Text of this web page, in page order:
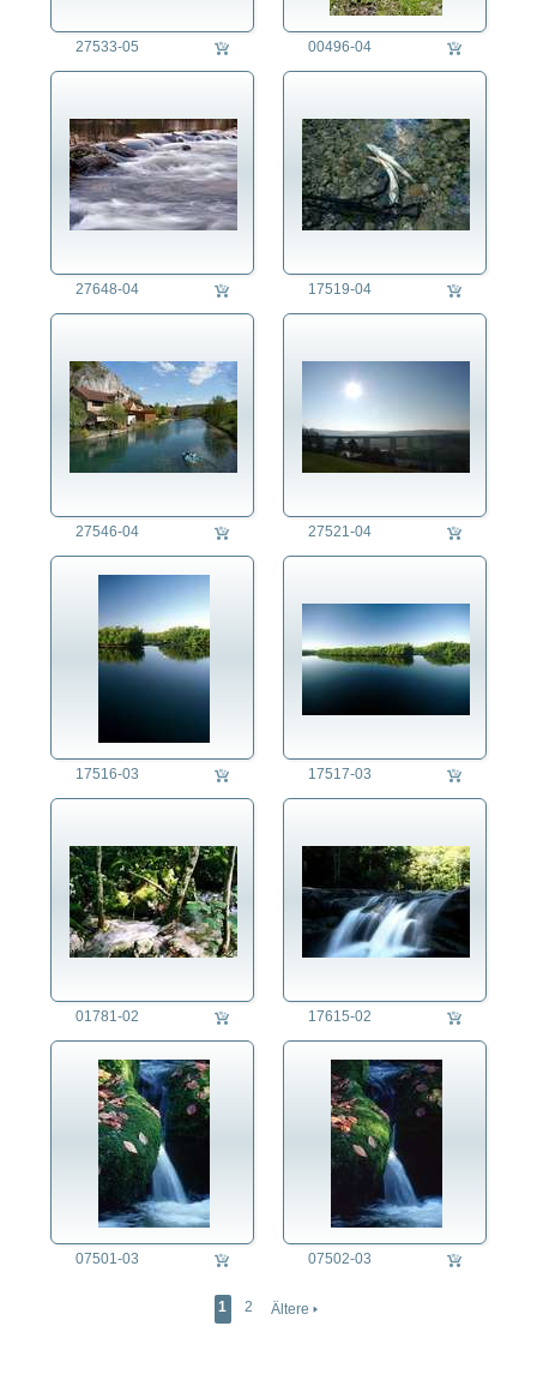
27533-05 00496-04
27648-04 17519-04
27546-04 27521-04
17516-03 17517-03
01781-02 17615-02
07501-03 07502-03
1 2 Ältere 🢒